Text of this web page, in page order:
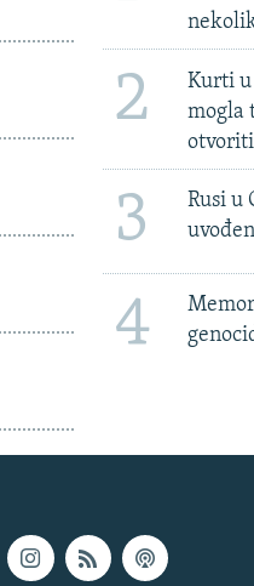
2
Kurti u
mogla
3
Rusi u
4